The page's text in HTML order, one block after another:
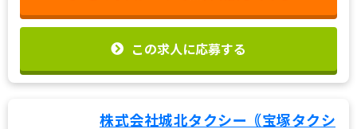
この求人について無料相談してみる
この求人に応募する